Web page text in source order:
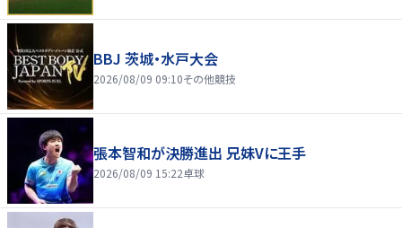
BBJ 茨城・水戸大会
2026/08/09 09:10その他競技
張本智和が決勝進出 兄妹Vに王手
2026/08/09 15:22卓球